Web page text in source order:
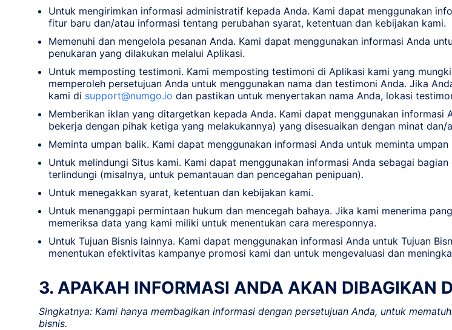
Untuk mengirimkan informasi administratif kepada Anda. Kami dapat menggunakan
fitur baru dan/atau informasi tentang perubahan syarat, ketentuan dan kebijakan kami.
Memenuhi dan mengelola pesanan Anda. Kami dapat menggunakan informasi Anda
penukaran yang dilakukan melalui Aplikasi.
Untuk memposting testimoni. Kami memposting testimoni di Aplikasi kami yang
memperoleh persetujuan Anda untuk menggunakan nama dan testimoni Anda. Jika
kami di support@numgo.io dan pastikan untuk menyertakan nama Anda, lokasi
Memberikan iklan yang ditargetkan kepada Anda. Kami dapat menggunakan
bekerja dengan pihak ketiga yang melakukannya) yang disesuaikan dengan minat
Meminta umpan balik. Kami dapat menggunakan informasi Anda untuk meminta
Untuk melindungi Situs kami. Kami dapat menggunakan informasi Anda sebagai
terlindungi (misalnya, untuk pemantauan dan pencegahan penipuan).
Untuk menegakkan syarat, ketentuan dan kebijakan kami.
Untuk menanggapi permintaan hukum dan mencegah bahaya. Jika kami menerima
memeriksa data yang kami miliki untuk menentukan cara meresponnya.
Untuk Tujuan Bisnis lainnya. Kami dapat menggunakan informasi Anda untuk Tujuan
menentukan efektivitas kampanye promosi kami dan untuk mengevaluasi dan
3. APAKAH INFORMASI ANDA AKAN DIBAGIKAN
Singkatnya: Kami hanya membagikan informasi dengan persetujuan Anda, untuk
bisnis.